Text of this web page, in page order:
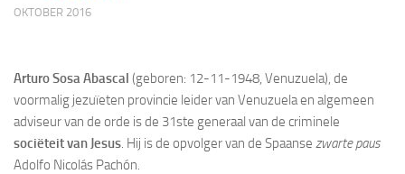
OKTOBER 2016
Arturo Sosa Abascal (geboren: 12-11-1948, Venuzuela), de
voormalig jezuïeten provincie leider van Venuzuela en algemeen
adviseur van de orde is de 31ste generaal van de criminele
sociëteit van Jesus. Hij is de opvolger van de Spaanse zwarte paus
Adolfo Nicolás Pachón.